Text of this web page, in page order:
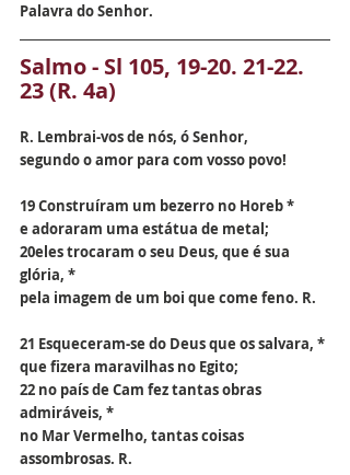
Palavra do Senhor.
Salmo - Sl 105, 19-20. 21-22.
23 (R. 4a)
R. Lembrai-vos de nós, ó Senhor,
segundo o amor para com vosso povo!
19 Construíram um bezerro no Horeb *
e adoraram uma estátua de metal;
20eles trocaram o seu Deus, que é sua
glória, *
pela imagem de um boi que come feno. R.
21 Esqueceram-se do Deus que os salvara, *
que fizera maravilhas no Egito;
22 no país de Cam fez tantas obras
admiráveis, *
no Mar Vermelho, tantas coisas
assombrosas. R.